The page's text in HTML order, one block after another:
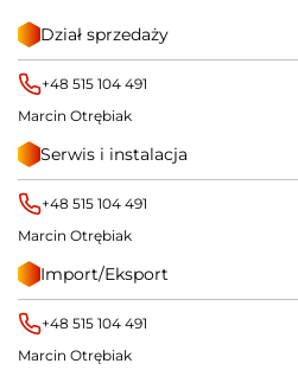
Dział sprzedaży
+48 515 104 491
Marcin Otrębiak
Serwis i instalacja
+48 515 104 491
Marcin Otrębiak
Import/Eksport
+48 515 104 491
Marcin Otrębiak